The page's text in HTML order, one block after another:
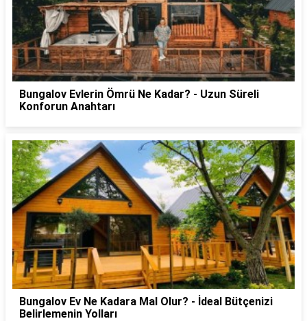
Bungalov Evlerin Ömrü Ne Kadar? - Uzun Süreli
Konforun Anahtarı
Bungalov Ev Ne Kadara Mal Olur? - İdeal Bütçenizi
Belirlemenin Yolları